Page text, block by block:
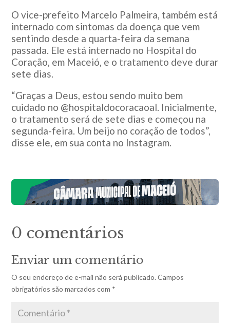
O vice-prefeito Marcelo Palmeira, também está
internado com sintomas da doença que vem
sentindo desde a quarta-feira da semana
passada. Ele está internado no Hospital do
Coração, em Maceió, e o tratamento deve durar
sete dias.
“Graças a Deus, estou sendo muito bem
cuidado no @hospitaldocoracaoal. Inicialmente,
o tratamento será de sete dias e começou na
segunda-feira. Um beijo no coração de todos”,
disse ele, em sua conta no Instagram.
0 comentários
Enviar um comentário
O seu endereço de e-mail não será publicado. Campos
obrigatórios são marcados com *